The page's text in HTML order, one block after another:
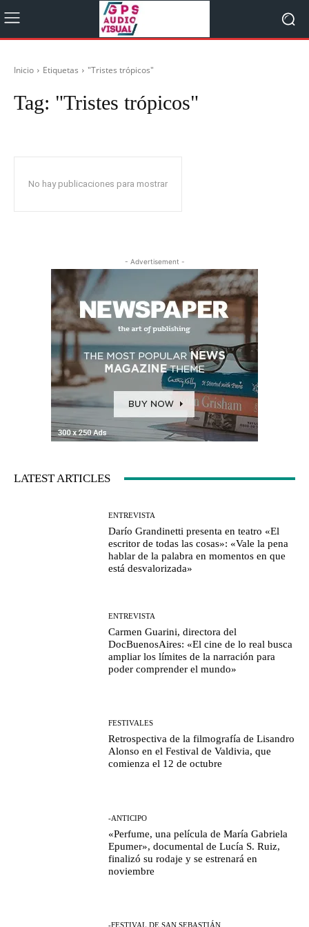
Inicio Etiquetas "Tristes trópicos"
Tag: "Tristes trópicos"
No hay publicaciones para mostrar
- Advertisement -
LATEST ARTICLES
ENTREVISTA
Darío Grandinetti presenta en teatro «El
escritor de todas las cosas»: «Vale la pena
hablar de la palabra en momentos en que
está desvalorizada»
ENTREVISTA
Carmen Guarini, directora del
DocBuenosAires: «El cine de lo real busca
ampliar los límites de la narración para
poder comprender el mundo»
FESTIVALES
Retrospectiva de la filmografía de Lisandro
Alonso en el Festival de Valdivia, que
comienza el 12 de octubre
-ANTICIPO
«Perfume, una película de María Gabriela
Epumer», documental de Lucía S. Ruiz,
finalizó su rodaje y se estrenará en
noviembre
-FESTIVAL DE SAN SEBASTIÁN